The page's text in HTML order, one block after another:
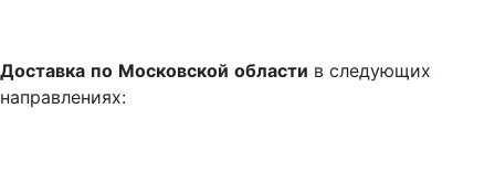
Доставка по Московской области в следующих
направлениях: